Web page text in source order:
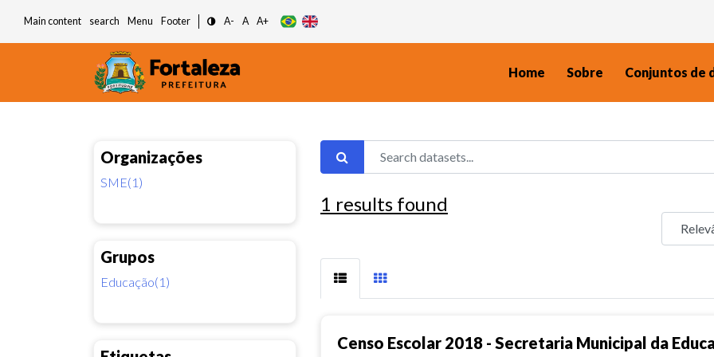
Main content search Menu Footer A- A A+
Home Sobre Conjuntos de
Organizações
SME(1)
Grupos
Educação(1)
1 results found
Censo Escolar 2018 - Secretaria Municipal da